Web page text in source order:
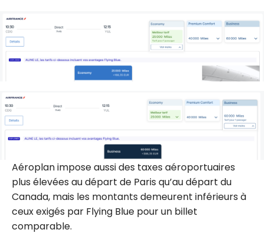
Aéroplan impose aussi des taxes aéroportuaires
plus élevées au départ de Paris qu’au départ du
Canada, mais les montants demeurent inférieurs à
ceux exigés par Flying Blue pour un billet
comparable.